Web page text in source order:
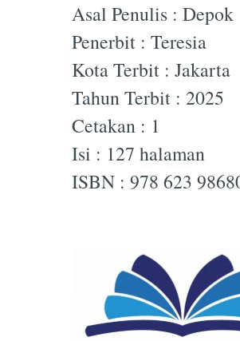
Asal Penulis : Depok
Penerbit : Teresia
Kota Terbit : Jakarta
Tahun Terbit : 2025
Cetakan : 1
Isi : 127 halaman
ISBN : 978 623